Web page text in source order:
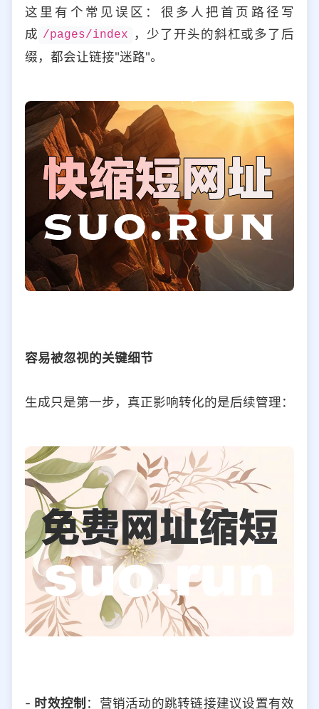
这里有个常见误区：很多人把首页路径写
成 /pages/index
，少了开头的斜杠或多了后
缀，都会让链接"迷路"。
容易被忽视的关键细节
生成只是第一步，真正影响转化的是后续管理：
- 时效控制 ：营销活动的跳转链接建议设置有效